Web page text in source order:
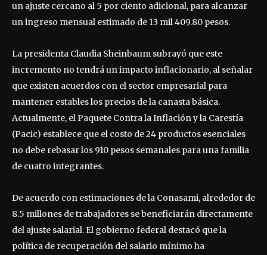
un ajuste cercano al 5 por ciento adicional, para alcanzar
un ingreso mensual estimado de 13 mil 409.80 pesos.
La presidenta Claudia Sheinbaum subrayó que este
incremento no tendrá un impacto inflacionario, al señalar
que existen acuerdos con el sector empresarial para
mantener estables los precios de la canasta básica.
Actualmente, el Paquete Contra la Inflación y la Carestía
(Pacic) establece que el costo de 24 productos esenciales
no debe rebasar los 910 pesos semanales para una familia
de cuatro integrantes.
De acuerdo con estimaciones de la Conasami, alrededor de
8.5 millones de trabajadores se beneficiarán directamente
del ajuste salarial. El gobierno federal destacó que la
política de recuperación del salario mínimo ha